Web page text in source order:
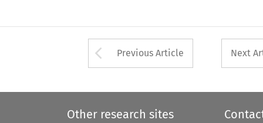
Arrow button used
Previous Article Next
Other research sites